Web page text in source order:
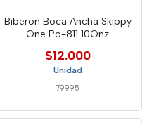
Biberon Boca Ancha Skippy
One Po-811 10Onz
$12.000
Unidad
79995